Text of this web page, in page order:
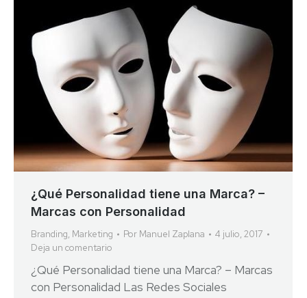
¿Qué Personalidad tiene una Marca? –
Marcas con Personalidad
Branding, Marketing Por Manuel Zaplana
4 julio, 2017
Deja un comentario
¿Qué Personalidad tiene una Marca? – Marcas
con Personalidad Las Redes Sociales